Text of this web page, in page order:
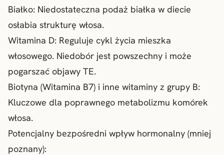
Białko: Niedostateczna podaż białka w diecie
osłabia strukturę włosa.
Witamina D: Reguluje cykl życia mieszka
włosowego. Niedobór jest powszechny i może
pogarszać objawy TE.
Biotyna (Witamina B7) i inne witaminy z grupy B:
Kluczowe dla poprawnego metabolizmu komórek
włosa.
Potencjalny bezpośredni wpływ hormonalny (mniej
poznany):